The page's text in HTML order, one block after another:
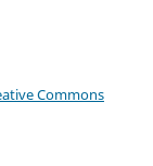
Commons